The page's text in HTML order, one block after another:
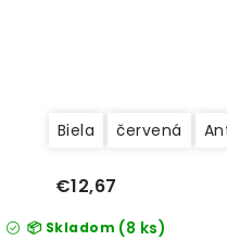
Biela červená
📦 Skladom (8 ks)
€12,67